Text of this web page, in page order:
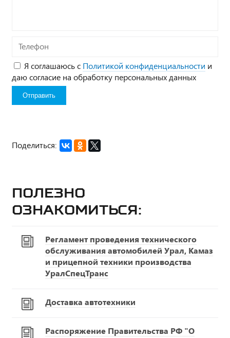
Телефон
Я соглашаюсь с Политикой конфиденциальности и
даю согласие на обработку персональных данных
Поделиться:
Полезно
ознакомиться:
Регламент проведения технического
обслуживания автомобилей Урал, Камаз
и прицепной техники производства
УралСпецТранс
Доставка автотехники
Распоряжение Правительства РФ "О